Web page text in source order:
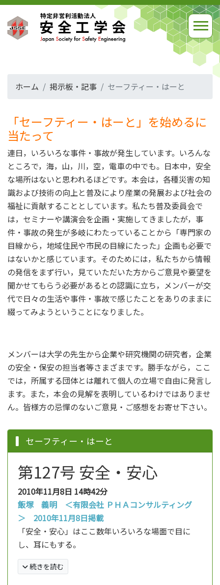
ホーム 掲示板・記事 セーフティー・はーと
「セーフティー・はーと」を始めるに
当たって
連日，いろいろな事件・事故が発生しています。いろんな
ところで，海，山，川，空，電車の中でも。日本中，安全
な場所はないと思われるほどです。本会は，各種災害の知
識および技術の向上と普及により産業の発展および社会の
福祉に貢献することとしています。私たち普及委員会で
は，セミナーや講演会を企画・実施してきましたが，事
件・事故の発生が多岐にわたっていることから「専門家の
目線から，地域住民や市民の目線にたった」企画も必要で
はないかと感じています。そのためには，私たちから情報
の発信をまず行い，見ていただいた方からご意見や要望を
聞かせてもらう必要があるとの認識に立ち，メンバーが交
代で日々の生活や事件・事故で感じたことをありのままに
綴ってみようということになりました。
メンバーは大学の先生から企業や研究機関の研究者，企業
の安全・保安の担当者等さまざまです。勝手ながら，ここ
では，所属する団体とは離れて個人の立場で自由に発言し
ます。また，本会の見解を表明しているわけではありませ
ん。皆様方の忌憚のないご意見・ご感想をお寄せ下さい。
セーフティー・はーと
第127号 安全・安心
2010年11月8日 14時42分
飯塚 義明 ＜有限会社 ＰＨＡコンサルティング
＞ 2010年11月8日掲載
「安全・安心」はここ数年いろいろな場面で目に
し、耳にもする。
続きを読む